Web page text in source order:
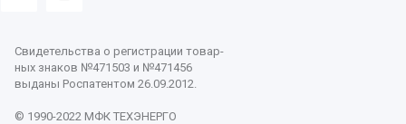
Свидетельства о регистрации товар-
ных знаков №471503 и №471456
выданы Роспатентом 26.09.2012.
© 1990-2022 МФК ТЕХЭНЕРГО